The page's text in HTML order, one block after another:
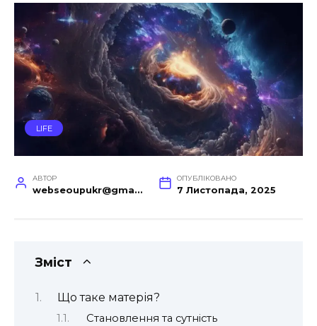
LIFE
АВТОР
webseoupukr@gmail.com
ОПУБЛІКОВАНО
7 Листопада, 2025
Зміст
Що таке матерія?
Становлення та сутність